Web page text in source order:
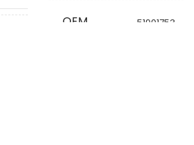
OEM
51901753